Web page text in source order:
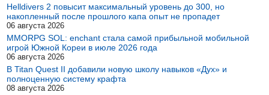
Helldivers 2 повысит максимальный уровень до 300, но
накопленный после прошлого капа опыт не пропадет
06 августа 2026
MMORPG SOL: enchant стала самой прибыльной мобильной
игрой Южной Кореи в июле 2026 года
06 августа 2026
В Titan Quest II добавили новую школу навыков «Дух» и
полноценную систему крафта
08 августа 2026